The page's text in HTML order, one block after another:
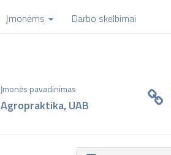
Įmonėms Darbo skelbimai
Įmonės pavadinimas
Agropraktika, UAB